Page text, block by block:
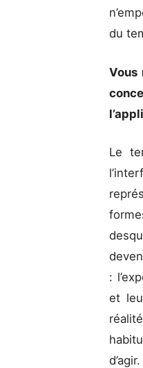
du
Vous
Le
:
et